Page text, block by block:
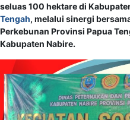
seluas 100 hektare di
Tengah, melalui sinergi
Perkebunan Provinsi Papua
Kabupaten Nabire.